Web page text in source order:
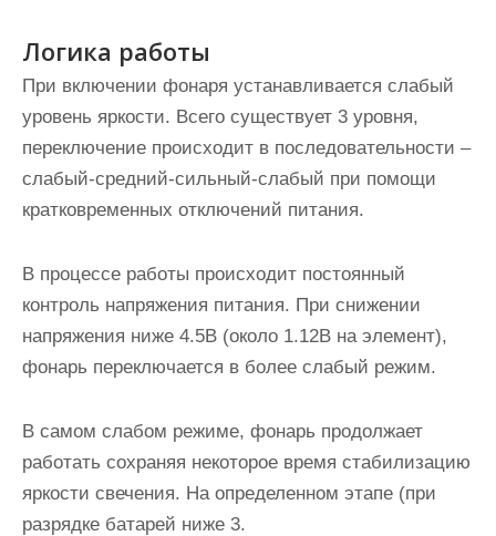
Логика работы
При включении фонаря устанавливается слабый
уровень яркости. Всего существует 3 уровня,
переключение происходит в последовательности –
слабый-средний-сильный-слабый при помощи
кратковременных отключений питания.
В процессе работы происходит постоянный
контроль напряжения питания. При снижении
напряжения ниже 4.5В (около 1.12В на элемент),
фонарь переключается в более слабый режим.
В самом слабом режиме, фонарь продолжает
работать сохраняя некоторое время стабилизацию
яркости свечения. На определенном этапе (при
разрядке батарей ниже 3.